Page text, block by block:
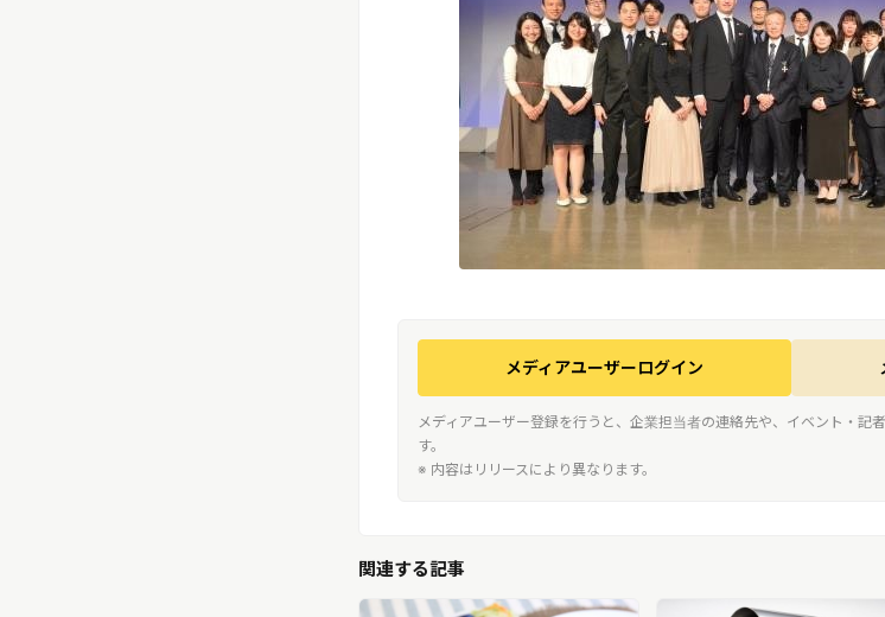
メディアユーザーログイン
メディアユーザー登録を行うと、企業担当者の連絡先や、イベント・記
す。
※ 内容はリリースにより異なります。
関連する記事